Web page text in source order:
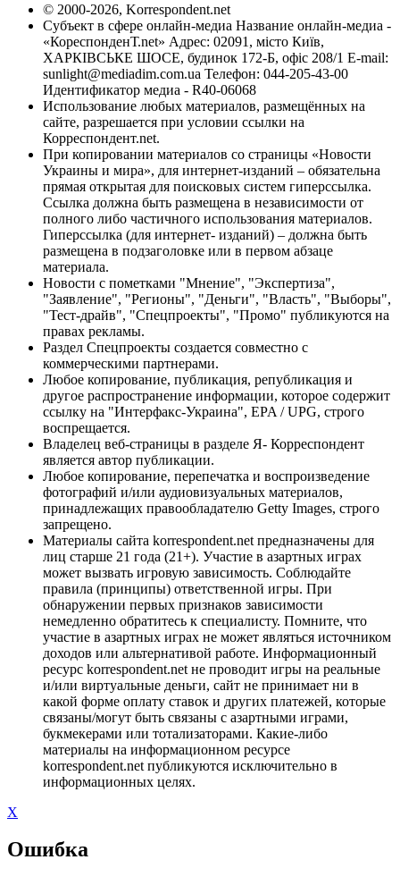
© 2000-2026, Korrespondent.net
Субъект в сфере онлайн-медиа Название онлайн-медиа -
«КореспонденТ.net» Адрес: 02091, місто Київ,
ХАРКІВСЬКЕ ШОСЕ, будинок 172-Б, офіс 208/1 E-mail:
sunlight@mediadim.com.ua Телефон: 044-205-43-00
Идентификатор медиа - R40-06068
Использование любых материалов, размещённых на
сайте, разрешается при условии ссылки на
Корреспондент.net.
При копировании материалов со страницы «Новости
Украины и мира», для интернет-изданий – обязательна
прямая открытая для поисковых систем гиперссылка.
Ссылка должна быть размещена в независимости от
полного либо частичного использования материалов.
Гиперссылка (для интернет- изданий) – должна быть
размещена в подзаголовке или в первом абзаце
материала.
Новости с пометками "Мнение", "Экспертиза",
"Заявление", "Регионы", "Деньги", "Власть", "Выборы",
"Тест-драйв", "Спецпроекты", "Промо" публикуются на
правах рекламы.
Раздел Спецпроекты создается совместно с
коммерческими партнерами.
Любое копирование, публикация, републикация и
другое распространение информации, которое содержит
ссылку на "Интерфакс-Украина", EPA / UPG, строго
воспрещается.
Владелец веб-страницы в разделе Я- Корреспондент
является автор публикации.
Любое копирование, перепечатка и воспроизведение
фотографий и/или аудиовизуальных материалов,
принадлежащих правообладателю Getty Images, строго
запрещено.
Материалы сайта korrespondent.net предназначены для
лиц старше 21 года (21+). Участие в азартных играх
может вызвать игровую зависимость. Соблюдайте
правила (принципы) ответственной игры. При
обнаружении первых признаков зависимости
немедленно обратитесь к специалисту. Помните, что
участие в азартных играх не может являться источником
доходов или альтернативой работе. Информационный
ресурс korrespondent.net не проводит игры на реальные
и/или виртуальные деньги, сайт не принимает ни в
какой форме оплату ставок и других платежей, которые
связаны/могут быть связаны с азартными играми,
букмекерами или тотализаторами. Какие-либо
материалы на информационном ресурсе
korrespondent.net публикуются исключительно в
информационных целях.
X
Ошибка